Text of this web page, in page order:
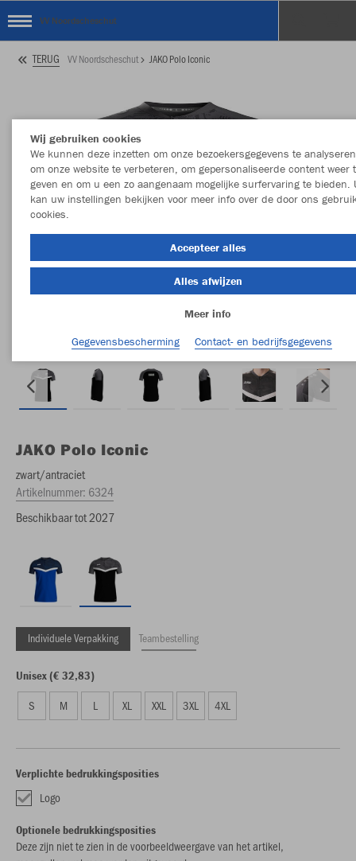
VV Noordscheschut
TERUG VV Noordscheschut JAKO Polo Iconic
JAKO Polo Iconic
zwart/antraciet
Artikelnummer: 6324
Beschikbaar tot 2027
Individuele Verpakking Teambestelling
Unisex (€ 32,83)
S M L XL XXL 3XL 4XL
Verplichte bedrukkingsposities
Logo
Optionele bedrukkingsposities
Deze zijn niet te zien in de voorbeeldweergave van het artikel,
Wij gebruiken cookies
We kunnen deze inzetten om onze bezoekersgegevens te
om onze website te verbeteren, om gepersonaliseerde content weer
geven en om u een zo aangenaam mogelijke surfervaring te bieden.
kan uw instellingen bekijken voor meer info over de door ons
cookies.
Accepteer alles
Alles afwijzen
Meer info
Gegevensbescherming
Contact- en bedrijfsgegevens